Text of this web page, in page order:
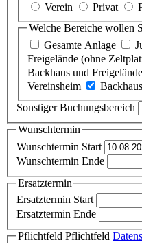
Verein
Privat
Welche Bereiche wollen
Gesamte Anlage
Freigelände (ohne
Backhaus und Freigelände
Vereinsheim
Backhaus
Sonstiger Buchungsbereich
Wunschtermin
Wunschtermin Start
Wunschtermin Ende
Ersatztermin
Ersatztermin Start
Ersatztermin Ende
Pflichtfeld Pflichtfeld